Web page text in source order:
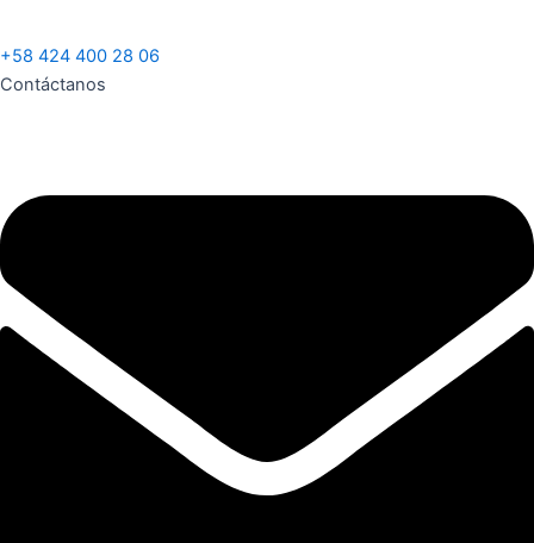
+58 424 400 28 06
Contáctanos